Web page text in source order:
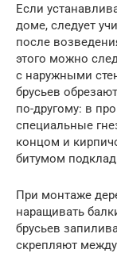
Если
доме, следует
после
этого можно
с наружными
брусьев
по-другому: в
специальные
концом и
битумом
При монтаже
наращивать
брусьев
скрепляют